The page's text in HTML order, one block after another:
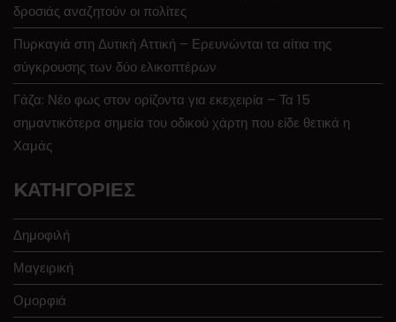
δροσιάς αναζητούν οι πολίτες
Πυρκαγιά στη Δυτική Αττική – Ερευνώνται τα αίτια της
σύγκρουσης των δύο ελικοπτέρων
Γάζα: Νέο φως στον ορίζοντα για εκεχειρία – Τα 15
σημαντικότερα σημεία του οδικού χάρτη που είδε θετικά η
Χαμάς
KΑΤΗΓΟΡΊΕΣ
Δημοφιλή
Μαγειρική
Ομορφιά